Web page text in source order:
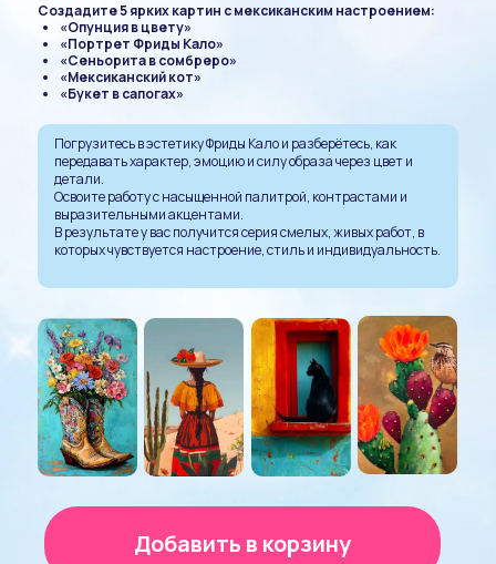
Создадите 5 ярких картин с мексиканским настроением:
«Опунция в цвету»
«Портрет Фриды Кало»
«Сеньорита в сомбреро»
«Мексиканский кот»
«Букет в сапогах»
Погрузитесь в эстетику Фриды Кало и разберётесь, как
передавать характер, эмоцию и силу образа через цвет и
детали.
Освоите работу с насыщенной палитрой, контрастами и
выразительными акцентами.
В результате у вас получится серия смелых, живых работ, в
которых чувствуется настроение, стиль и индивидуальность.
Добавить в корзину